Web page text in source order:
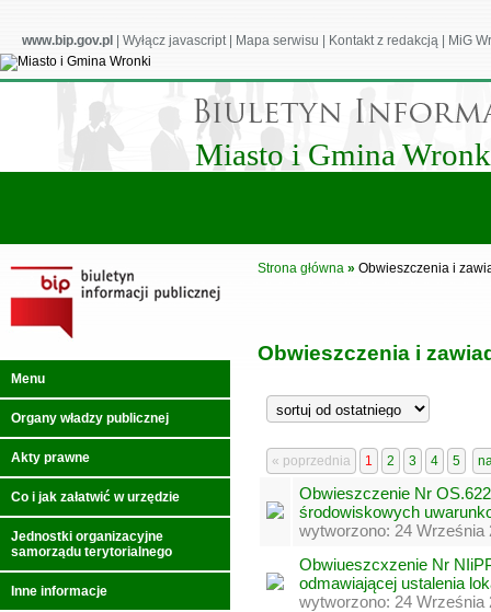
www.bip.gov.pl Wyłącz javascript| Mapa serwisu Kontakt z redakcją MiG
Miasto i Gmina
Menu
Organy władzy publicznej
Akty prawne
Co i jak załatwić w urzędzie
Jednostki organizacyjne
samorządu terytorialnego
Inne informacje
Strona główna » Obwieszczenia i
Obwieszczenia i
« poprzednia 1 2 3 4 5
Obwieszczenie Nr
środowiskowych
wytworzono: 24 Września
Obwiueszcxzenie Nr
odmawiającej ustalenia
wytworzono: 24 Września